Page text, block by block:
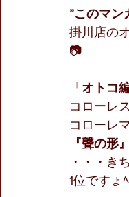
PC関係・コンテンツ
”このマン
掛川店の
📷
「 オトコ
コローレ
コローレ
『聲の形』
・・・き
1位ですょ